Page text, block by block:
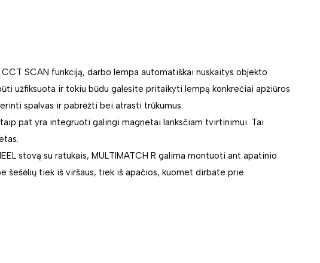
SCAN funkciją, darbo lempa automatiškai nuskaitys objekto
užfiksuota ir tokiu būdu galėsite pritaikyti lempą konkrečiai apžiūros
spalvas ir pabrėžti bei atrasti trūkumus.
pat yra integruoti galingi magnetai lanksčiam tvirtinimui. Tai
stovą su ratukais, MULTIMATCH R galima montuoti ant apatinio
šešėlių tiek iš viršaus, tiek iš apačios, kuomet dirbate prie